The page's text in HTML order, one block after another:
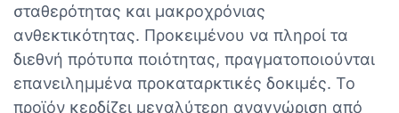
σταθερότητας και μακροχρόνιας
ανθεκτικότητας. Προκειμένου να πληροί τα
διεθνή πρότυπα ποιότητας, πραγματοποιούνται
επανειλημμένα προκαταρκτικές δοκιμές. Το
προϊόν κερδίζει μεγαλύτερη αναγνώριση από